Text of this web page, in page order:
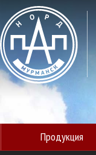
Продукция